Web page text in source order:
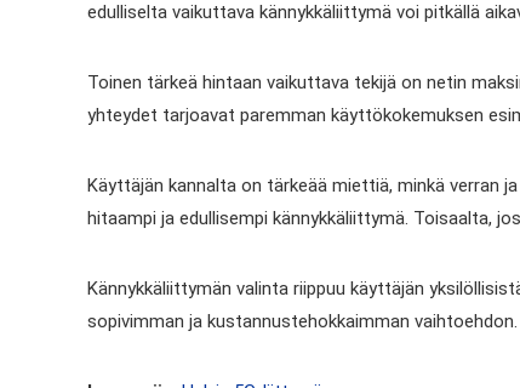
edulliselta vaikuttava kännykkäliittymä voi pitkällä
Toinen tärkeä hintaan vaikuttava tekijä on netin
yhteydet tarjoavat paremman käyttökokemuksen
Käyttäjän kannalta on tärkeää miettiä, minkä verran
hitaampi ja edullisempi kännykkäliittymä. Toisaalta,
Kännykkäliittymän valinta riippuu käyttäjän
sopivimman ja kustannustehokkaimman vaihtoehdon.